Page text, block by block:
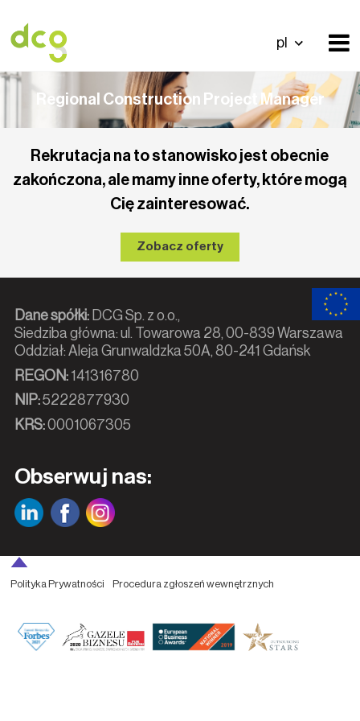
pl
Regional Construction Project Manager
Rekrutacja na to stanowisko jest obecnie
zakończona, ale mamy inne oferty, które mogą
Cię zainteresować.
Zobacz oferty
Dane spółki:DCG Sp. z o.o.,
Siedziba główna: ul. Towarowa 28, 00-839 Warszawa
Oddział: Aleja Grunwaldzka 50A, 80-241 Gdańsk
REGON:141316780
NIP:5222877930
KRS:0001067305
Obserwuj nas:
Polityka Prywatności Procedura zgłoszeń wewnętrznych